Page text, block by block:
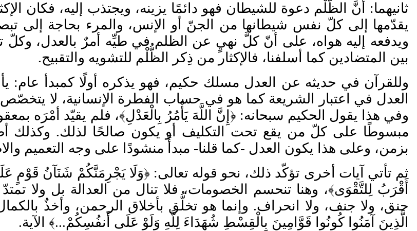
ثانيهما: أنَّ الظُّلْم دعوة للشيطان فهو دائمًا يزينه، ويجتذب إليه، فكان
يقدمها إلى كلّ نفس شيطانها من الجن أو الإنس، والمرء بحاجة إلى
ويدفعه إليه هواه، على أن كل نهيٍ عن الظلم في طيه أمرٌ بالعدل، وكل
بين المتضادين كما أسلفنا، فالإكثار من ذِكر الظُّلْم للتشويه والتقبيح.
وللقرآن في حديثه عن العدل مسلك حكيم، فهو يذكره أولًا كمبدأ عام:
العدل في اعتبار الشريعة كما هو في حساب الفطرة الإنسانية، لا
وفي هذا يقول الحكيم سبحانه: ﴿إِنَّ اللَّهَ يَأْمُرُ بِالْعَدْلِ﴾، فلم يقيّد أمْره
مبسوطًا على كلّ من يقع تحت التكليف أو يكون صالحًا لذلك. وكذلك
بزمن، وعلى هذا يكون العدل -كما قلنا- مبدأً منشودًا على وجه التعميم
ثم تأتي آيات أخرى تؤكّد ذلك، نحو قوله تعالى: ﴿وَلَا يَجْرِمَنَّكُمْ شَنَآنُ قَوْمٍ عَلَى
أَقْرَبُ لِلتَّقْوَى﴾، وهنا تنحسم الخصومات، فلا تنال من العدالة بل ولا تمتد
حنق، ولا جنف، ولا انحراف. وإنما هو تخلق بأخلاق الرحمن، وأخذٌ
الَّذِينَ آمَنُوا كُونُوا قَوَّامِينَ بِالْقِسْطِ شُهَدَاءَ لِلَّهِ وَلَوْ عَلَى أَنفُسِكُمْ...﴾ الآية.